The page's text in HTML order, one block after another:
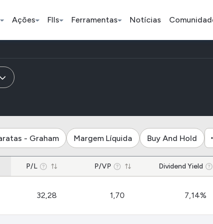
Ações FIIs Ferramentas Notícias
Índice
Bradesco
Ação
Petrobras
Ação
Axia
Stocks
Ethereum
do subsetor mineração
- Graham Margem Líquida Buy And Hold
P/L P/VP Dividend Yield
32,28 1,70 7,14%